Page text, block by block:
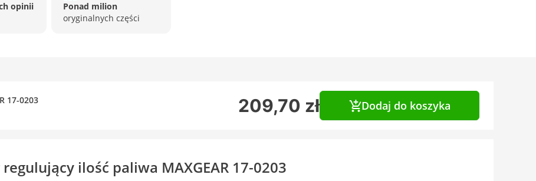
opinii
Ponad milion
oryginalnych części
17-0203 209,70 zł Dodaj do koszyka
ilość paliwa MAXGEAR 17-0203